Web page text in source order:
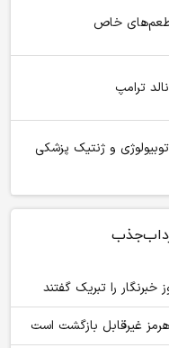
خاص
ترامپ
و ژنتیک پزشکی
خبرنگار را تبریک گفتند
غیرقابل بازگشت است